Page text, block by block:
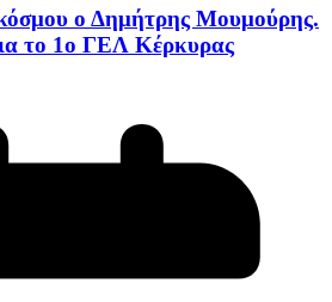
ο Δημήτρης Μουμούρης.
το 1ο ΓΕΛ Κέρκυρας